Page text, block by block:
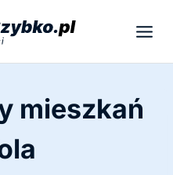
mieszkań